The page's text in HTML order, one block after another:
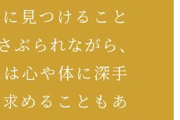
見つけること
ぶられながら、
心や体に深手
めることもあ